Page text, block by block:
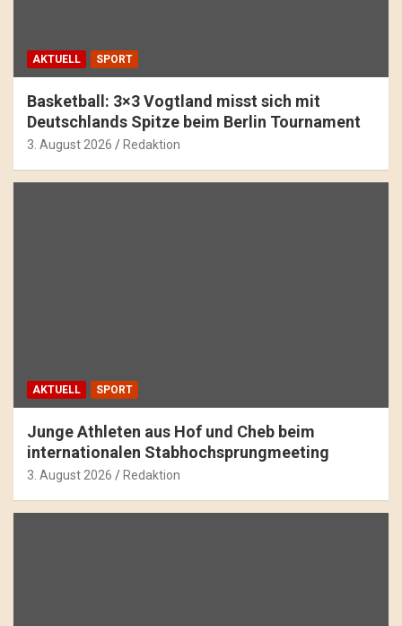
AKTUELL SPORT
Basketball: 3×3 Vogtland misst sich mit
Deutschlands Spitze beim Berlin Tournament
3. August 2026 Redaktion
AKTUELL SPORT
Junge Athleten aus Hof und Cheb beim
internationalen Stabhochsprungmeeting
3. August 2026 Redaktion